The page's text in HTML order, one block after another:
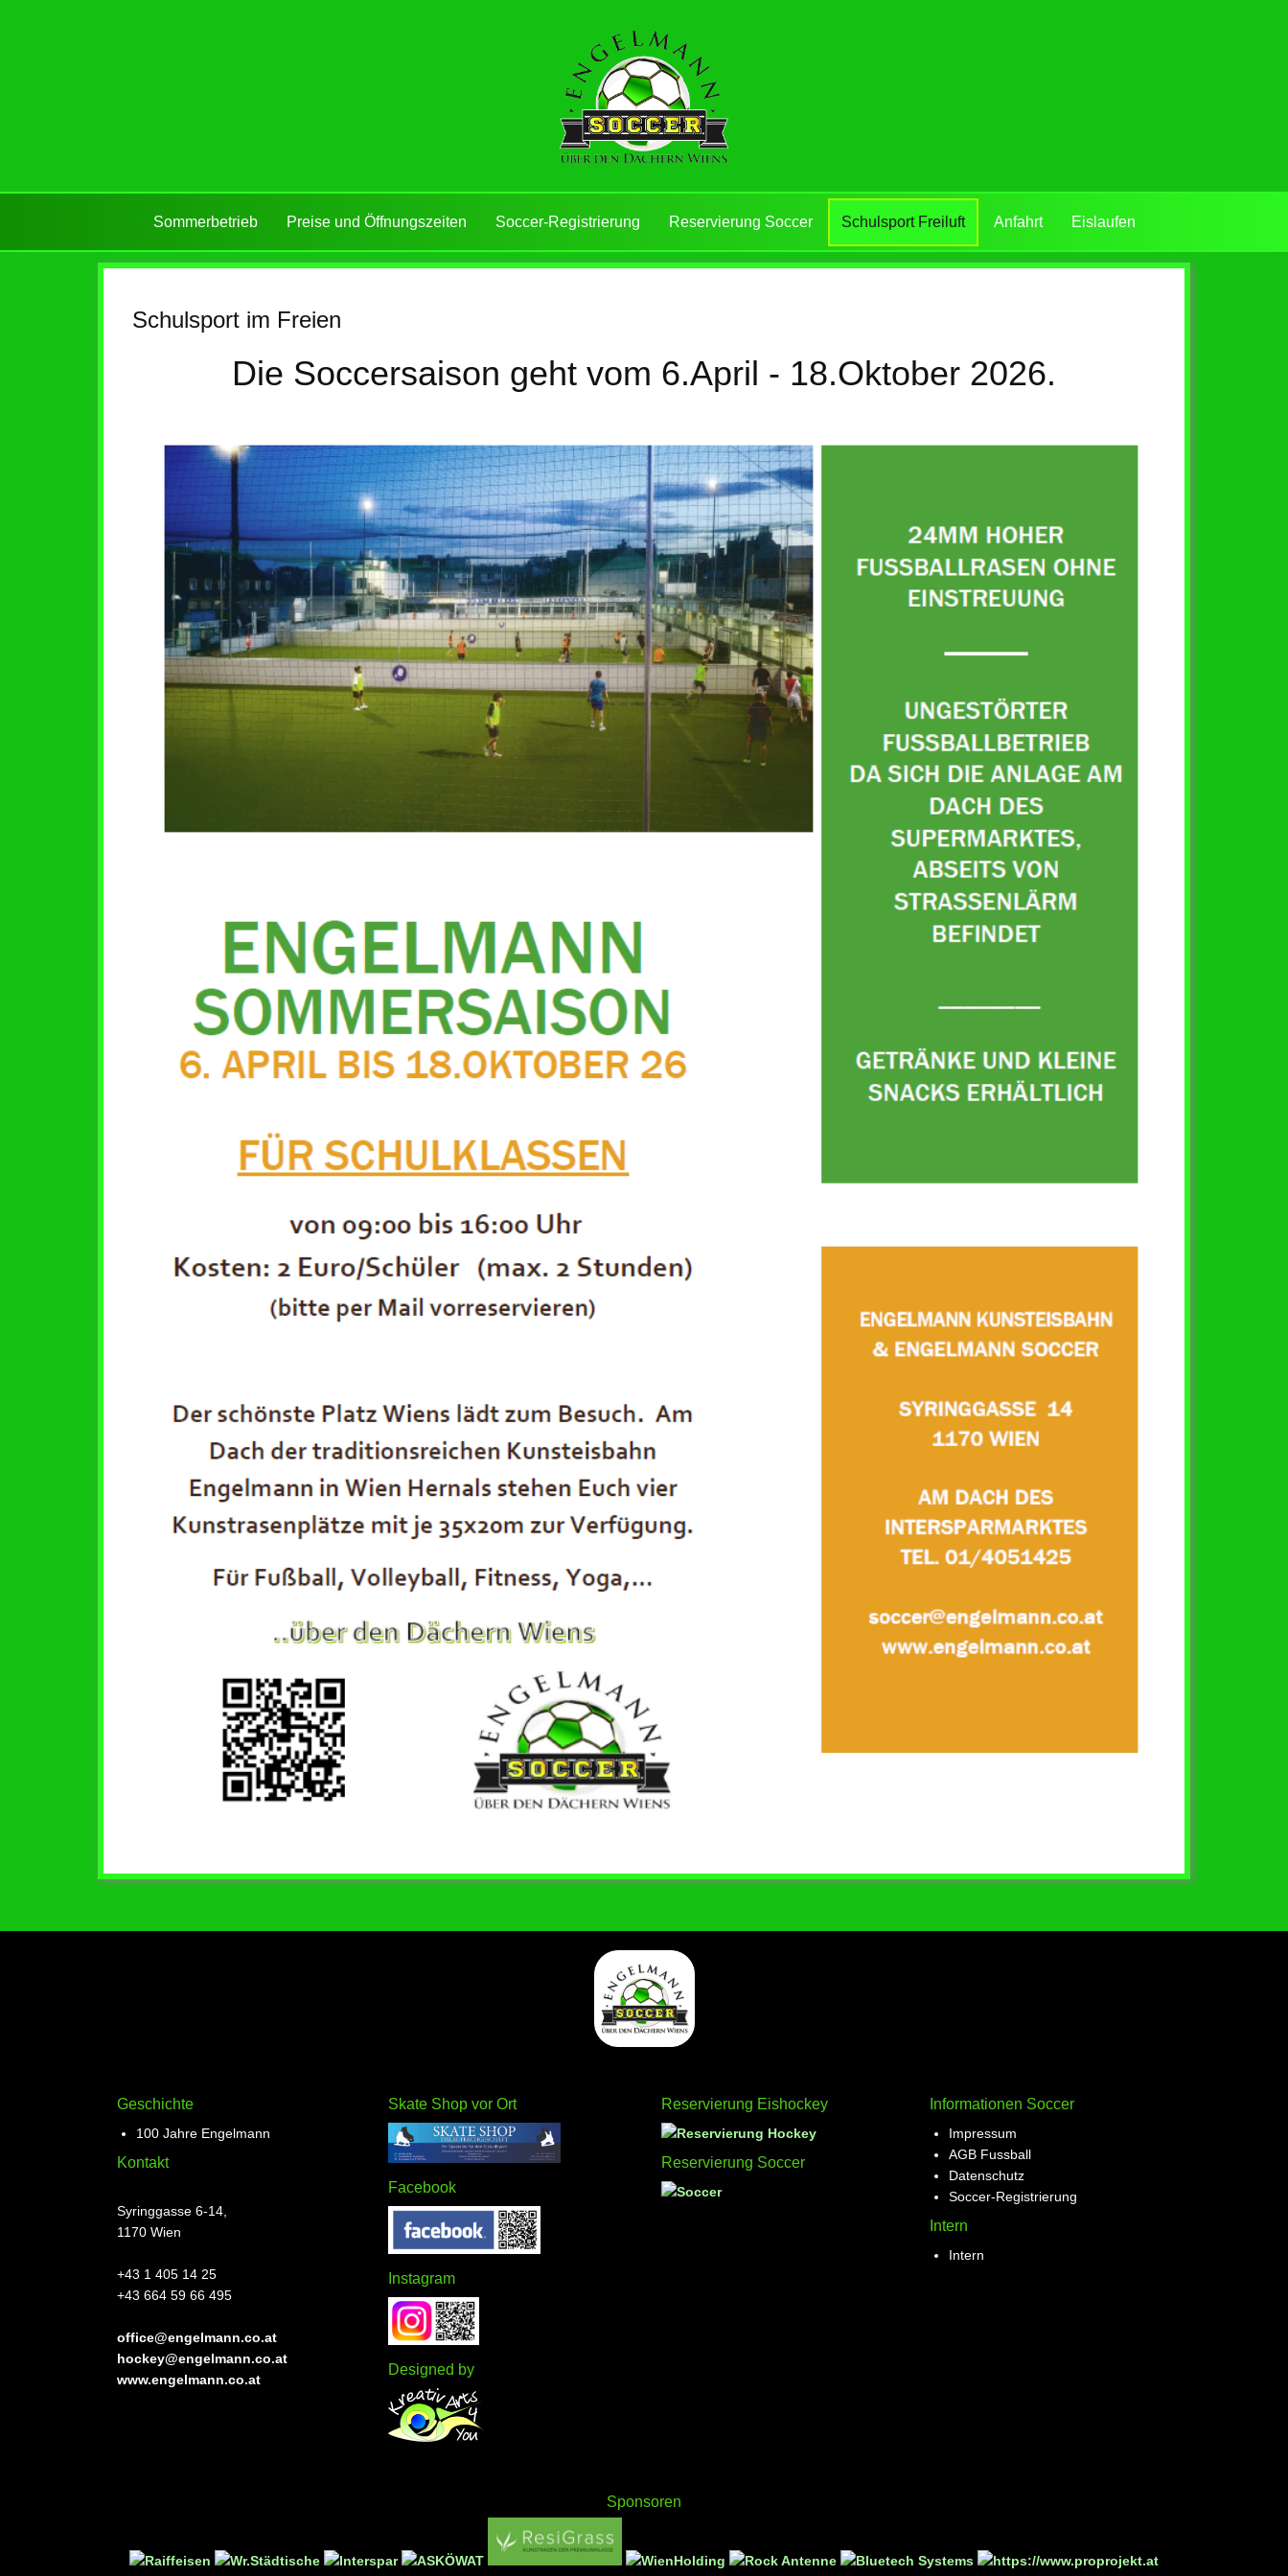
Sommerbetrieb Preise und Öffnungszeiten Soccer-Registrierung Reservierung Soccer Schulsport Freiluft Anfahrt Eislaufen
Schulsport im Freien
Die Soccersaison geht vom 6.April - 18.Oktober 2026.
Geschichte
100 Jahre Engelmann
Kontakt
Syringgasse 6-14,
1170 Wien
+43 1 405 14 25
+43 664 59 66 495
office@engelmann.co.at
hockey@engelmann.co.at
www.engelmann.co.at
Skate Shop vor Ort
Facebook
Instagram
Designed by
Reservierung Eishockey
Reservierung Soccer
Informationen Soccer
Impressum
AGB Fussball
Datenschutz
Soccer-Registrierung
Intern
Intern
Sponsoren